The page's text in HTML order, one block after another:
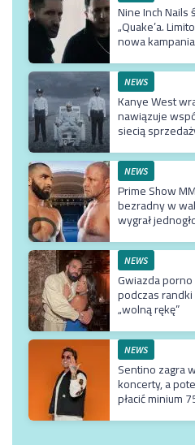
Nine Inch
„Quake’a.
nowa
NEWS
Kanye West
nawiązuje
siecią
NEWS
Prime Show
bezradny w
wygrał
NEWS
Gwiazda
podczas randki
„wolną rękę”
NEWS
Sentino zagra
koncerty, a
płacić minium